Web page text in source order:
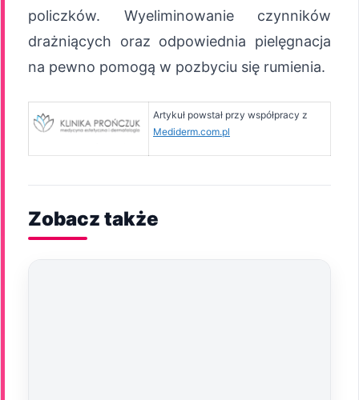
policzków. Wyeliminowanie czynników
drażniących oraz odpowiednia pielęgnacja
na pewno pomogą w pozbyciu się rumienia.
Artykuł powstał przy współpracy z
Mediderm.com.pl
Zobacz także